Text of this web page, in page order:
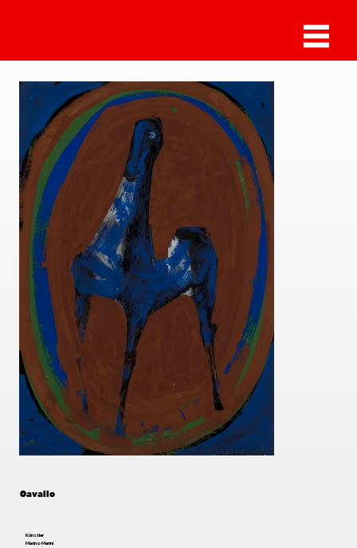
Cavallo
Künstler
Marino Marini